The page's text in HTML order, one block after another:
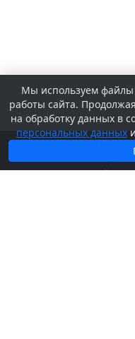
© 2026 Сетевое
регистрационный
Мы используем файлы
работы сайта.
на обработку данных в
персональных данных и